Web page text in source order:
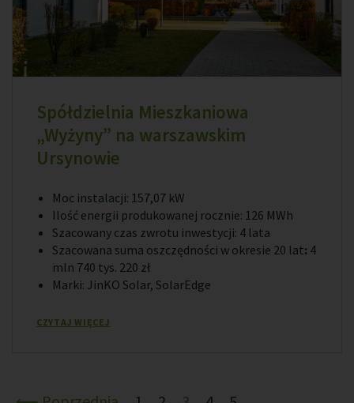
Spółdzielnia Mieszkaniowa
„Wyżyny” na warszawskim
Ursynowie
Moc instalacji: 157,07 kW
Ilość energii produkowanej rocznie: 126 MWh
Szacowany czas zwrotu inwestycji: 4 lata
Szacowana suma oszczędności w okresie 20 lat: 4
mln 740 tys. 220 zł
Marki: JinKO Solar, SolarEdge
CZYTAJ WIĘCEJ